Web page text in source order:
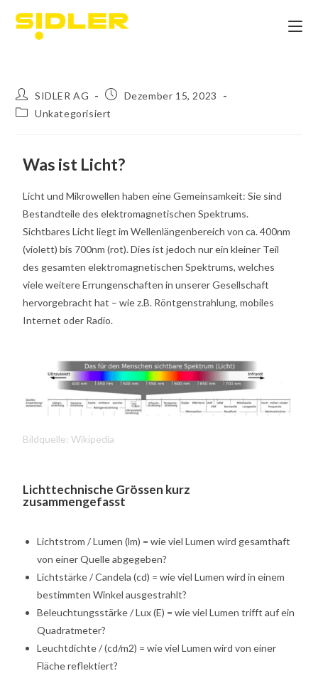
SIDLER AG
Dezember 15, 2023
Unkategorisiert
Was ist Licht?
Licht und Mikrowellen haben eine Gemeinsamkeit: Sie sind
Bestandteile des elektromagnetischen Spektrums.
Sichtbares Licht liegt im Wellenlängenbereich von ca. 400nm
(violett) bis 700nm (rot). Dies ist jedoch nur ein kleiner Teil
des gesamten elektromagnetischen Spektrums, welches
viele weitere Errungenschaften in unserer Gesellschaft
hervorgebracht hat – wie z.B. Röntgenstrahlung, mobiles
Internet oder Radio.
Bildquelle: Wikipedia
Lichttechnische Grössen kurz
zusammengefasst
Lichtstrom / Lumen (lm) = wie viel Lumen wird gesamthaft
von einer Quelle abgegeben?
Lichtstärke / Candela (cd) = wie viel Lumen wird in einem
bestimmten Winkel ausgestrahlt?
Beleuchtungsstärke / Lux (E) = wie viel Lumen trifft auf ein
Quadratmeter?
Leuchtdichte / (cd/m2) = wie viel Lumen wird von einer
Fläche reflektiert?